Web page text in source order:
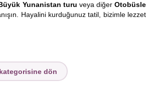
Yunanistan turu veya diğer Otobüsle
Hayalini kurduğunuz tatil, bizimle lezzet
dön